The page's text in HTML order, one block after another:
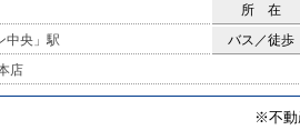
所 在
中央」駅 バス／徒歩
店
※不動